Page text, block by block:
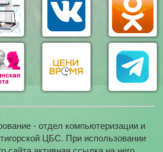
- отдел компьютеризации и
ЦБС. При использовании